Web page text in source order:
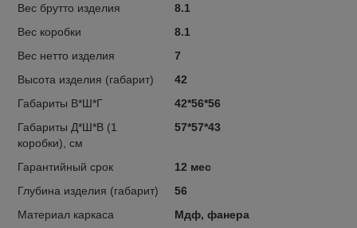
Вес брутто изделия
8.1
Вес коробки
8.1
Вес нетто изделия
7
Высота изделия (габарит)
42
Габариты В*Ш*Г
42*56*56
Габариты Д*Ш*В (1
коробки), см
57*57*43
Гарантийный срок
12 мес
Глубина изделия (габарит)
56
Материал каркаса
Мдф, фанера